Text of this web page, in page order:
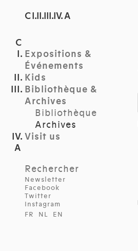
C I.II.III.IV. A
Expositions &
Événements
Kids
Bibliothèque &
Archives
Bibliothèque
Archives
Visit us
Rechercher
Newsletter
Facebook
Twitter
Instagram
FR
NL EN